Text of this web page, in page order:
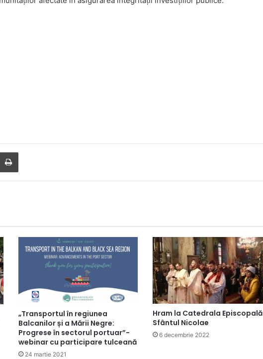
„Transportul în regiunea
Balcanilor și a Mării Negre:
Progrese în sectorul portuar”-
webinar cu participare tulceană
24 martie 2021
Hram la Catedrala Episcopală
Sfântul Nicolae
6 decembrie 2022